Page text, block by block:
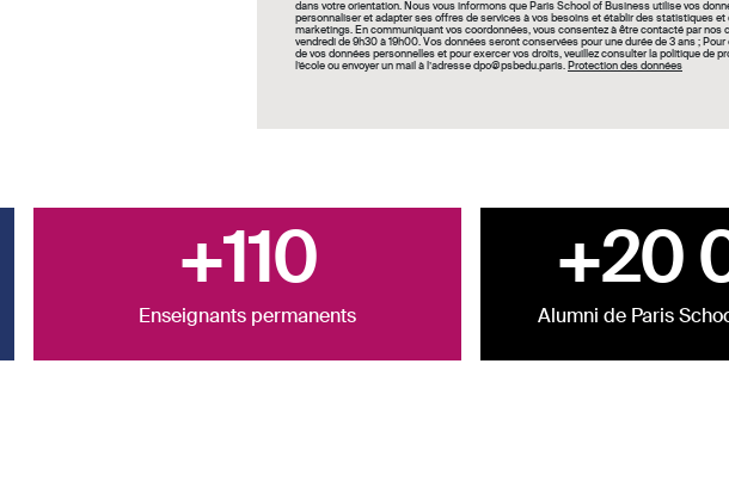
dans votre orientation. Nous vous informons que Paris School of Business utilise vos
personnaliser et adapter ses offres de services à vos besoins et établir des statistiques
marketings. En communiquant vos coordonnées, vous consentez à être contacté par nos
vendredi de 9h30 à 19h00. Vos données seront conservées pour une durée de 3 ans ;
de vos données personnelles et pour exercer vos droits, veuillez consulter la politique de
l’école ou envoyer un mail à l’adresse dpo@psbedu.paris. Protection des données
+110
Enseignants permanents
+20
Alumni de Paris